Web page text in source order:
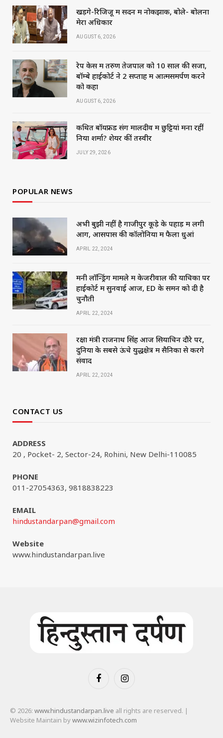
खड़गे-रिजिजू में सदन में नोकझोंक, बोले- बोलना
मेरा अधिकार
AUGUST 6, 2026
रेप केस में तरुण तेजपाल को 10 साल की सजा,
बॉम्बे हाईकोर्ट ने 2 सप्ताह में आत्मसमर्पण करने
को कहा
AUGUST 6, 2026
कथित बॉयफ्रेंड संग मालदीव में छुट्टियां मना रहीं
निया शर्मा? शेयर कीं तस्वीरें
JULY 29, 2026
POPULAR NEWS
अभी बुझी नहीं है गाजीपुर कूड़े के पहाड़ में लगी
आग, आसपास की कॉलोनियों में फैला धुआं
APRIL 22, 2024
मनी लॉन्ड्रिंग मामले में केजरीवाल की याचिका पर
हाईकोर्ट में सुनवाई आज, ED के समन को दी है
चुनौती
APRIL 22, 2024
रक्षा मंत्री राजनाथ सिंह आज सियाचिन दौरे पर,
दुनिया के सबसे ऊंचे युद्धक्षेत्र में सैनिकों से करेंगे
संवाद
APRIL 22, 2024
CONTACT US
ADDRESS
20 , Pocket- 2, Sector-24, Rohini, New Delhi-110085
PHONE
011-27054363, 9818838223
EMAIL
hindustandarpan@gmail.com
Website
www.hindustandarpan.live
FacebookInstagram
© 2026: www.hindustandarpan.live all rights are reserved. |
Website Maintain bywww.wizinfotech.com